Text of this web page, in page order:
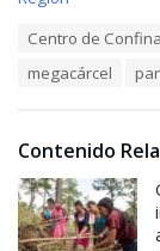
i
s
:
Centro de
megacárcel
Contenido